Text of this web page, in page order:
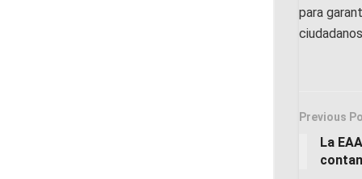
para
Previous
La